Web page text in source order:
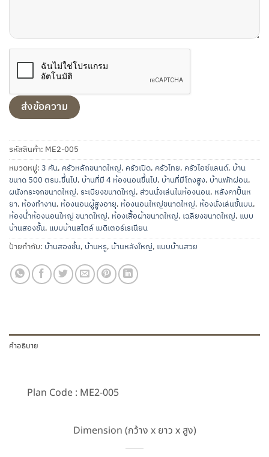
รหัสสินค้า: ME2-005
หมวดหมู่:3 คัน, ครัวหลักขนาดใหญ่, ครัวเปิด, ครัวไทย, ครัวไอซ์แลนด์, บ้าน
ขนาด 500 ตรม.ขึ้นไป, บ้านที่มี 4 ห้องนอนขึ้นไป, บ้านที่มีโถงสูง, บ้านพักผ่อน,
ผนังกระจกขนาดใหญ่, ระเบียงขนาดใหญ่, ส่วนนั่งเล่นในห้องนอน, หลังคาปั้นห
ยา, ห้องทำงาน, ห้องนอนผู้สูงอายุ, ห้องนอนใหญ่ขนาดใหญ่, ห้องนั่งเล่นชั้นบน,
ห้องน้ำห้องนอนใหญ่ ขนาดใหญ่, ห้องเสื้อผ้าขนาดใหญ่, เฉลียงขนาดใหญ่, แบบ
บ้านสองชั้น, แบบบ้านสไตล์ เมดิเตอร์เรเนียน
ป้ายกำกับ: บ้านสองชั้น, บ้านหรู, บ้านหลังใหญ่, แบบบ้านสวย
คำอธิบาย
Plan Code : ME2-005
Dimension (กว้าง x ยาว x สูง)